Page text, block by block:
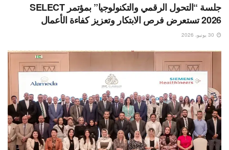
جلسة “التحول الرقمي والتكنولوجيا” بمؤتمر SELECT
2026 تستعرض فرص الابتكار وتعزيز كفاءة الأعمال